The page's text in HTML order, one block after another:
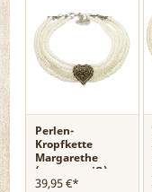
Perlen-
Kropfkette
Margarethe
(creme-weiß)
39,95 €*